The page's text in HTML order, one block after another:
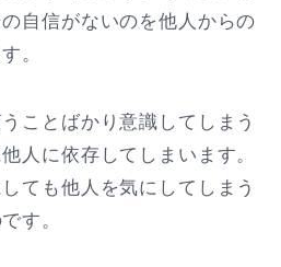
自信がないのを他人からの
。
ことばかり意識してしまう
人に依存してしまいます。
ても他人を気にしてしまう
す。